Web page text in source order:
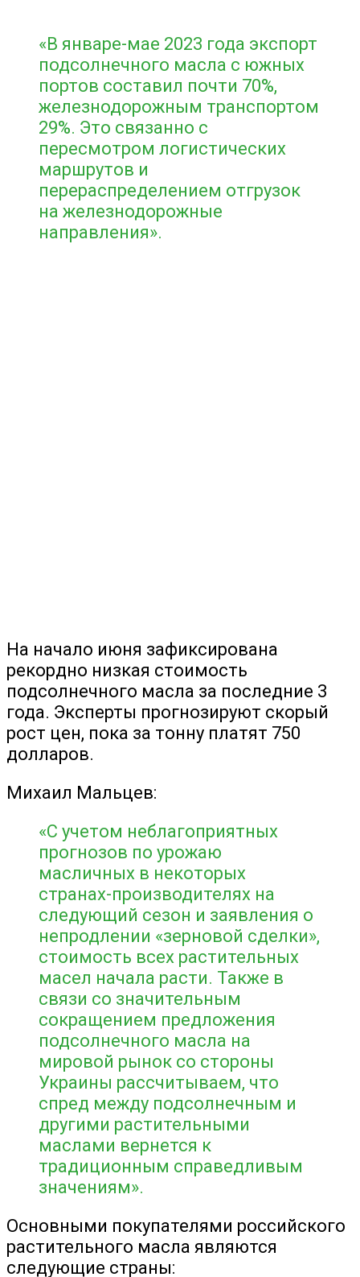
«В январе-мае 2023 года экспорт
подсолнечного масла с южных
портов составил почти 70%,
железнодорожным транспортом
29%. Это связанно с
пересмотром логистических
маршрутов и
перераспределением отгрузок
на железнодорожные
направления».
На начало июня зафиксирована
рекордно низкая стоимость
подсолнечного масла за последние 3
года. Эксперты прогнозируют скорый
рост цен, пока за тонну платят 750
долларов.
Михаил Мальцев:
«С учетом неблагоприятных
прогнозов по урожаю
масличных в некоторых
странах-производителях на
следующий сезон и заявления о
непродлении «зерновой сделки»,
стоимость всех растительных
масел начала расти. Также в
связи со значительным
сокращением предложения
подсолнечного масла на
мировой рынок со стороны
Украины рассчитываем, что
спред между подсолнечным и
другими растительными
маслами вернется к
традиционным справедливым
значениям».
Основными покупателями российского
растительного масла являются
следующие страны: